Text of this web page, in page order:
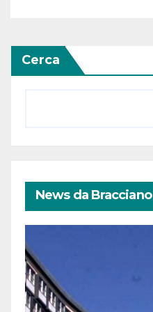
Cerca
News da Bracciano